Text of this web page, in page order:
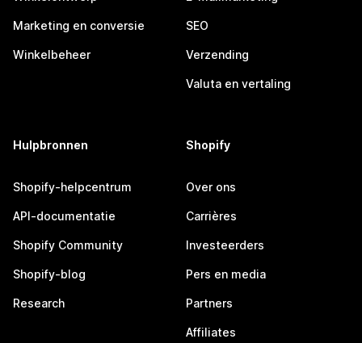
Marketing en conversie
Winkelbeheer
SEO
Verzending
Valuta en vertaling
Hulpbronnen
Shopify-helpcentrum
API-documentatie
Shopify Community
Shopify-blog
Research
Shopify
Over ons
Carrières
Investeerders
Pers en media
Partners
Affiliates